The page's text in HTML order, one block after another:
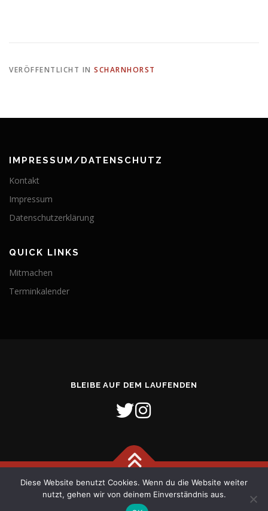
VERÖFFENTLICHT IN SCHARNHORST
IMPRESSUM/DATENSCHUTZ
Kontakt
Impressum
Datenschutzerklärung
QUICK LINKS
Mitmachen
Terminkalender
BLEIBE AUF DEM LAUFENDEN
Copyright © 2026 Freiwillige Feuerwehr Stadt Verden (Aller)
Theme von FameThemes
Diese Website benutzt Cookies. Wenn du die Website weiter
nutzt, gehen wir von deinem Einverständnis aus.